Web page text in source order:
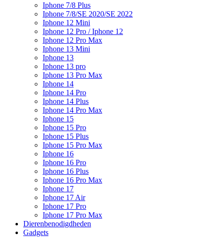
Iphone 7/8 Plus
Iphone 7/8/SE 2020/SE 2022
Iphone 12 Mini
Iphone 12 Pro / Iphone 12
Iphone 12 Pro Max
Iphone 13 Mini
Iphone 13
Iphone 13 pro
Iphone 13 Pro Max
Iphone 14
Iphone 14 Pro
Iphone 14 Plus
Iphone 14 Pro Max
Iphone 15
Iphone 15 Pro
Iphone 15 Plus
Iphone 15 Pro Max
Iphone 16
Iphone 16 Pro
Iphone 16 Plus
Iphone 16 Pro Max
Iphone 17
Iphone 17 Air
Iphone 17 Pro
Iphone 17 Pro Max
Dierenbenodigdheden
Gadgets